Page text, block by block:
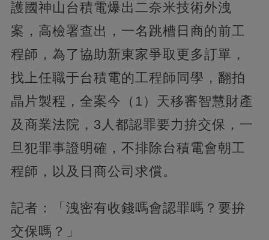
護國神山台積電爆出二奈米技術外洩
案，高檢署查出，一名跳槽日商的前工
程師，為了協助新東家爭取更多訂單，
找上任職于台積電的工程師同學，翻拍
晶片製程，全案今（1）天移審智慧財產
及商業法院，3人都認罪要力拚交保，一
旦犯罪事證明確，不排除台積電會朝工
程師，以及日商公司求償。
記者：「洩密有收錢嗎會認罪嗎？要拚
交保嗎？」